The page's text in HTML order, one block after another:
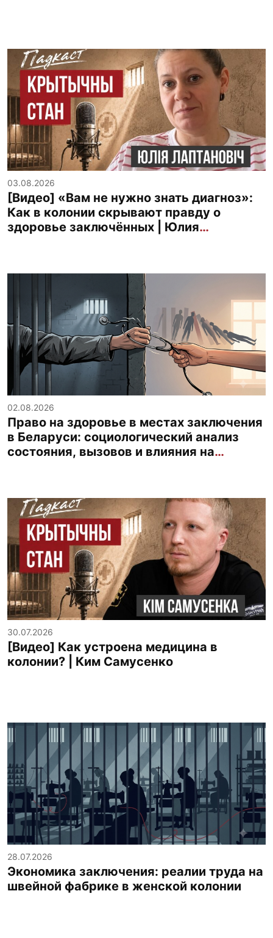
03.08.2026
[Видео] «Вам не нужно знать диагноз»:
Как в колонии скрывают правду о
здоровье заключённых | Юлия
02.08.2026
Право на здоровье в местах заключения
в Беларуси: социологический анализ
состояния, вызовов и влияния на
30.07.2026
[Видео] Как устроена медицина в
колонии? | Ким Самусенко
28.07.2026
Экономика заключения: реалии труда на
швейной фабрике в женской колонии